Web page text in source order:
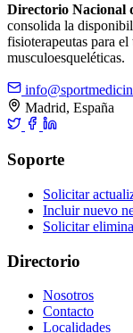
Directorio Nacional
consolida la
fisioterapeutas para
musculoesqueléticas.
Madrid, España
Soporte
Solicitar
Incluir nuevo
Solicitar
Directorio
Nosotros
Contacto
Localidades